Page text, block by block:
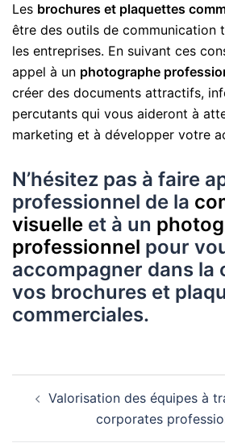
Les brochures et plaquettes
être des outils de communication
les entreprises. En suivant ces
appel à un photographe
créer des documents attractifs,
percutants qui vous aideront à
marketing et à développer votre
N’hésitez pas à faire
professionnel de la
visuelle et à un
professionnel pour
accompagner dans la
vos brochures et
commerciales.
Valorisation des équipes à
corporates